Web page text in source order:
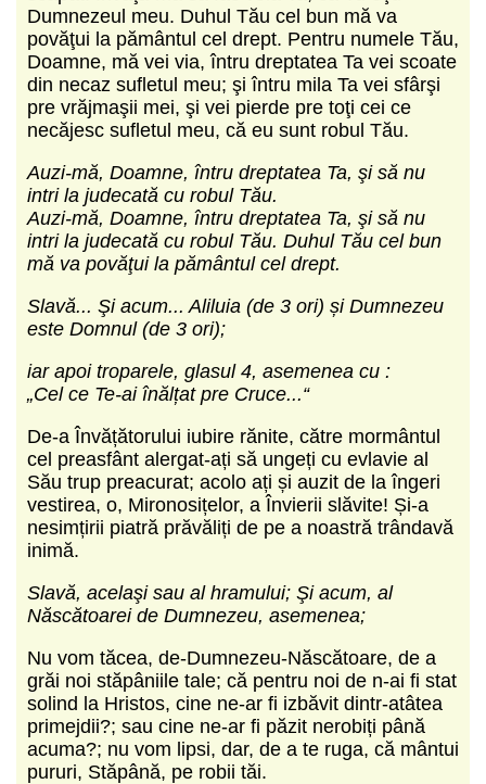
Dumnezeul meu. Duhul Tău cel bun mă va
povăţui la pământul cel drept. Pentru numele Tău,
Doamne, mă vei via, întru dreptatea Ta vei scoate
din necaz sufletul meu; şi întru mila Ta vei sfârşi
pre vrăjmaşii mei, şi vei pierde pre toţi cei ce
necăjesc sufletul meu, că eu sunt robul Tău.
Auzi-mă, Doamne, întru dreptatea Ta, şi să nu
intri la judecată cu robul Tău.
Auzi-mă, Doamne, întru dreptatea Ta, şi să nu
intri la judecată cu robul Tău. Duhul Tău cel bun
mă va povăţui la pământul cel drept.
Slavă... Şi acum... Aliluia (de 3 ori) și Dumnezeu
este Domnul (de 3 ori);
iar apoi troparele, glasul 4, asemenea cu :
„Cel ce Te-ai înălțat pre Cruce...“
De-a Învățătorului iubire rănite, către mormântul
cel preasfânt alergat-ați să ungeți cu evlavie al
Său trup preacurat; acolo ați și auzit de la îngeri
vestirea, o, Mironosițelor, a Învierii slăvite! Și-a
nesimțirii piatră prăvăliți de pe a noastră trândavă
inimă.
Slavă, acelaşi sau al hramului; Şi acum, al
Născătoarei de Dumnezeu, asemenea;
Nu vom tăcea, de-Dumnezeu-Născătoare, de a
grăi noi stăpâniile tale; că pentru noi de n-ai fi stat
solind la Hristos, cine ne-ar fi izbăvit dintr-atâtea
primejdii?; sau cine ne-ar fi păzit nerobiți până
acuma?; nu vom lipsi, dar, de a te ruga, că mântui
pururi, Stăpână, pe robii tăi.